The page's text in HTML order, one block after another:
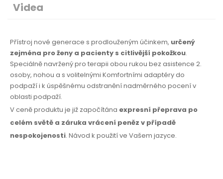
Videa
Přístroj nové generace s prodlouženým účinkem, určený
zejména pro ženy a pacienty s citlivější pokožkou.
Speciálně navržený pro terapii obou rukou bez asistence 2.
osoby, nohou a s volitelnými Komfortními adaptéry do
podpaží i k úspěšnému odstranění nadměrného pocení v
oblasti podpaží.
V ceně produktu je již započítána expresní přeprava po
celém světě a záruka vrácení peněz v případě
nespokojenosti. Návod k použitíve Vašem jazyce.